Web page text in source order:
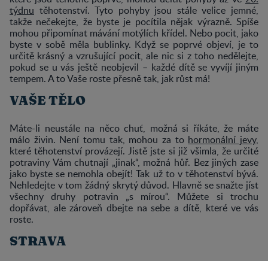
týdnu těhotenství. Tyto pohyby jsou stále velice jemné,
takže nečekejte, že byste je pocítila nějak výrazně. Spíše
mohou připomínat mávání motýlích křídel. Nebo pocit, jako
byste v sobě měla bublinky. Když se poprvé objeví, je to
určitě krásný a vzrušující pocit, ale nic si z toho nedělejte,
pokud se u vás ještě neobjevil – každé dítě se vyvíjí jiným
tempem. A to Vaše roste přesně tak, jak růst má!
VAŠE TĚLO
Máte-li neustále na něco chuť, možná si říkáte, že máte
málo živin. Není tomu tak, mohou za to hormonální jevy,
které těhotenství provázejí. Jistě jste si již všimla, že určité
potraviny Vám chutnají „jinak“, možná hůř. Bez jiných zase
jako byste se nemohla obejít! Tak už to v těhotenství bývá.
Nehledejte v tom žádný skrytý důvod. Hlavně se snažte jíst
všechny druhy potravin „s mírou“. Můžete si trochu
dopřávat, ale zároveň dbejte na sebe a dítě, které ve vás
roste.
STRAVA